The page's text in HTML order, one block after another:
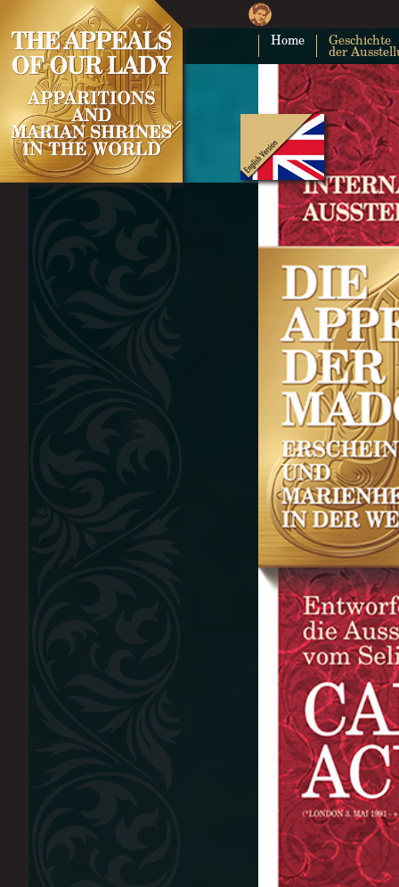
Home Geschichte
der